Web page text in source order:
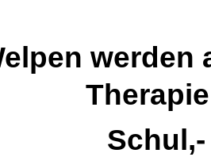
werden
Schul,-